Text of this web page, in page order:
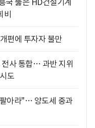
국 뚫은 HD건설기계
편에 투자자 불만
사 통합… 과반 지위
도
아라"… 양도세 중과